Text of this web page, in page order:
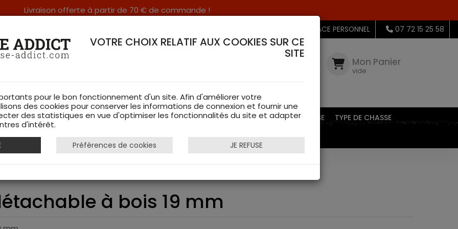
Livraison offerte à partir de 70 € de commande !
DANS LES VOSGES & SUR INTERNET MON ESPACE PERSONNEL 07 72 15 25 58
Mon Panier
vide
DE CHASSE RAYON FEMME CHAUSSURES ACCESSOIRES EQUIPEMENTS DE CHASSE
TYPE DE CHASSE
détachable à bois 19 mm
à bois 19 mm
VOTRE CHOIX RELATIF AUX COOKIES SUR CE
SITE
pour le bon fonctionnement d'un site. Afin d'améliorer votre
des cookies pour conserver les informations de connexion et fournir une
des statistiques en vue d'optimiser les fonctionnalités du site et adapter
d'intérêt.
Préférences de cookies JE REFUSE